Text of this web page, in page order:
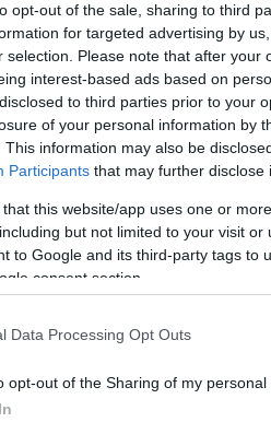
opt-out of the sale, sharing to third
for targeted advertising by
selection. Please note that after your
interest-based ads based on
to third parties prior to your
of your personal information by
This information may also be
Participants that may further disclose
that this website/app uses one or
but not limited to your visit
to Google and its third-party tags to
consent section.
Data Processing Opt Outs
opt-out of the Sharing of my personal
alegységének
ahonnan az újmajori
konvoj érkezik,